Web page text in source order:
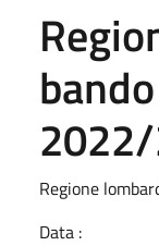
Regione
Data :